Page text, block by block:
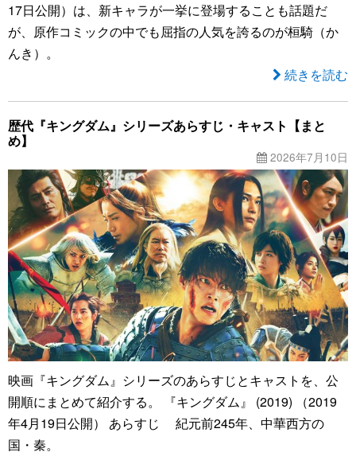
17日公開）は、新キャラが一挙に登場することも話題だ
が、原作コミックの中でも屈指の人気を誇るのが桓騎（か
んき）。
続きを読む
歴代『キングダム』シリーズあらすじ・キャスト【まと
め】
2026年7月10日
映画『キングダム』シリーズのあらすじとキャストを、公
開順にまとめて紹介する。 『キングダム』 (2019) （2019
年4月19日公開） あらすじ 紀元前245年、中華西方の
国・秦。